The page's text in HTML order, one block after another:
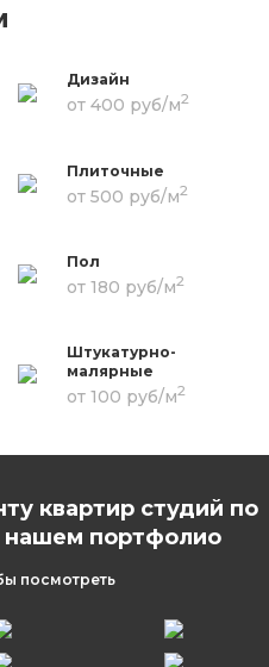
Дизайн
от 400 руб/м2
Плиточные
от 500 руб/м2
Пол
от 180 руб/м2
Штукатурно-
малярные
от 100 руб/м2
квартир студий по
нашем портфолио
посмотреть